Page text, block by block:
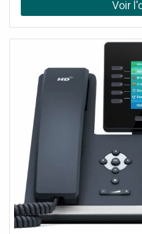
Ports Gigabit Ethernet, USB-
: appareil, réseau,